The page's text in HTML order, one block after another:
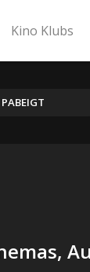
Kino Klubs
PABEIGT